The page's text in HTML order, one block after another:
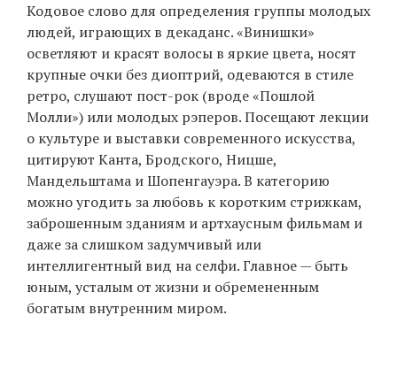
Кодовое слово для определения группы молодых
людей, играющих в декаданс. «Винишки»
осветляют и красят волосы в яркие цвета, носят
крупные очки без диоптрий, одеваются в стиле
ретро, слушают пост-рок (вроде «Пошлой
Молли») или молодых рэперов. Посещают лекции
о культуре и выставки современного искусства,
цитируют Канта, Бродского, Ницше,
Мандельштама и Шопенгауэра. В категорию
можно угодить за любовь к коротким стрижкам,
заброшенным зданиям и артхаусным фильмам и
даже за слишком задумчивый или
интеллигентный вид на селфи. Главное — быть
юным, усталым от жизни и обремененным
богатым внутренним миром.